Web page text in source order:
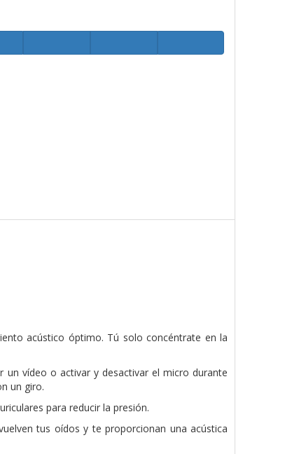
acústico óptimo. Tú solo concéntrate en la
un vídeo o activar y desactivar el micro durante
un giro.
para reducir la presión.
tus oídos y te proporcionan una acústica